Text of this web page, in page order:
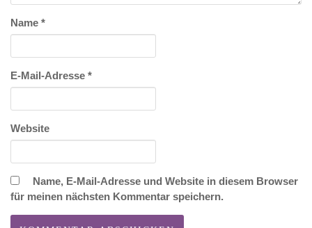
Name *
E-Mail-Adresse *
Website
Name, E-Mail-Adresse und Website in diesem Browser
für meinen nächsten Kommentar speichern.